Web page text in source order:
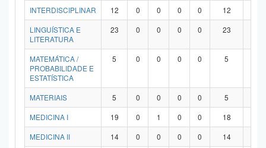
INTERDISCIPLINAR
12 0 0 0 0 12
LINGUÍSTICA E
LITERATURA
23 0 0 0 0 23
MATEMÁTICA /
PROBABILIDADE E
ESTATÍSTICA
5 0 0 0 0 5
MATERIAIS 5 0 0 0 0 5
MEDICINA I
19 0 1 0 0 18
MEDICINA II
14 0 0 0 0 14